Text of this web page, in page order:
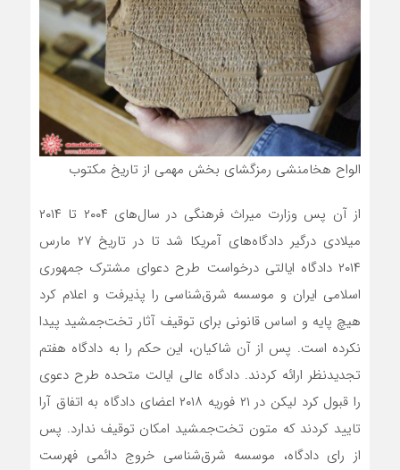
الواح هخامنشی رمزگشای بخش مهمی از تاریخ مکتوب
از آن پس وزارت میراث فرهنگی در سال‌های ۲۰۰۴ تا ۲۰۱۴
میلادی درگیر دادگاه‌های آمریکا شد تا در تاریخ ۲۷ مارس
۲۰۱۴ دادگاه ایالتی درخواست طرح دعوای مشترک جمهوری
اسلامی ایران و موسسه شرق‌شناسی را پذیرفت و اعلام کرد
هیچ پایه و اساس قانونی برای توقیف آثار تخت‌جمشید پیدا
نکرده است. پس از آن شاکیان، این حکم را به دادگاه هفتم
تجدیدنظر ارائه کردند. دادگاه عالی ایالت متحده طرح دعوی
را قبول کرد لیکن در ۲۱ فوریه ۲۰۱۸ اعضای دادگاه به اتفاق آرا
تایید کردند که متون تخت‌جمشید امکان توقیف ندارد. پس
از رای دادگاه، موسسه شرق‌شناسی خروج دائمی فهرست